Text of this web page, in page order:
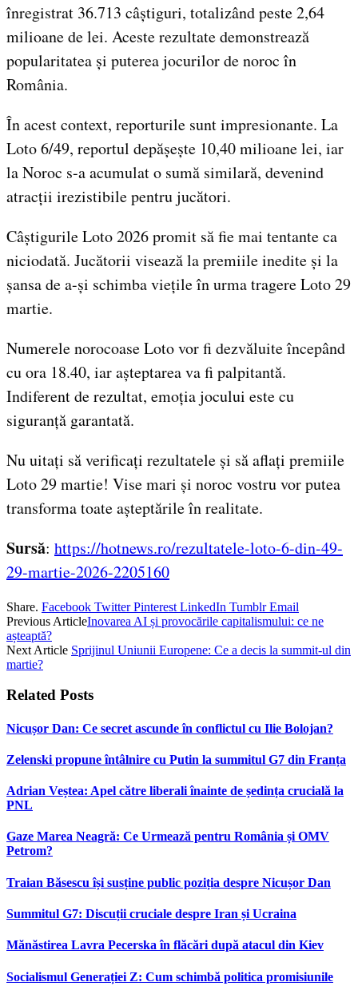
înregistrat 36.713 câștiguri, totalizând peste 2,64
milioane de lei. Aceste rezultate demonstrează
popularitatea și puterea jocurilor de noroc în
România.
În acest context, reporturile sunt impresionante. La
Loto 6/49, reportul depășește 10,40 milioane lei, iar
la Noroc s-a acumulat o sumă similară, devenind
atracții irezistibile pentru jucători.
Câștigurile Loto 2026 promit să fie mai tentante ca
niciodată. Jucătorii visează la premiile inedite și la
șansa de a-și schimba viețile în urma tragere Loto 29
martie.
Numerele norocoase Loto vor fi dezvăluite începând
cu ora 18.40, iar așteptarea va fi palpitantă.
Indiferent de rezultat, emoția jocului este cu
siguranță garantată.
Nu uitați să verificați rezultatele și să aflați premiile
Loto 29 martie! Vise mari și noroc vostru vor putea
transforma toate așteptările în realitate.
Sursă: https://hotnews.ro/rezultatele-loto-6-din-49-
29-martie-2026-2205160
Share. Facebook Twitter Pinterest LinkedIn Tumblr Email
Previous ArticleInovarea AI și provocările capitalismului: ce ne
așteaptă?
Next Article Sprijinul Uniunii Europene: Ce a decis la summit-ul din
martie?
Related Posts
Nicușor Dan: Ce secret ascunde în conflictul cu Ilie Bolojan?
Zelenski propune întâlnire cu Putin la summitul G7 din Franța
Adrian Veștea: Apel către liberali înainte de ședința crucială la
PNL
Gaze Marea Neagră: Ce Urmează pentru România și OMV
Petrom?
Traian Băsescu își susține public poziția despre Nicușor Dan
Summitul G7: Discuții cruciale despre Iran și Ucraina
Mănăstirea Lavra Pecerska în flăcări după atacul din Kiev
Socialismul Generației Z: Cum schimbă politica promisiunile